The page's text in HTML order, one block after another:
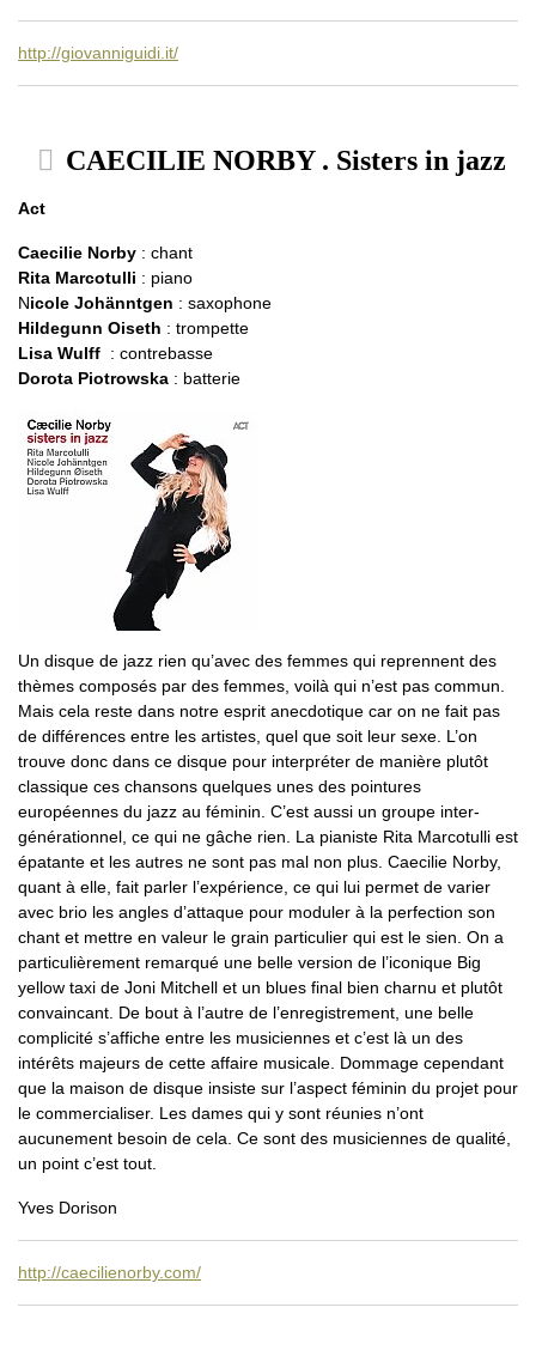
http://giovanniguidi.it/
CAECILIE NORBY . Sisters in jazz
Act
Caecilie Norby : chant
Rita Marcotulli : piano
Nicole Johänntgen : saxophone
Hildegunn Oiseth : trompette
Lisa Wulff : contrebasse
Dorota Piotrowska : batterie
Un disque de jazz rien qu’avec des femmes qui reprennent des
thèmes composés par des femmes, voilà qui n’est pas commun.
Mais cela reste dans notre esprit anecdotique car on ne fait pas
de différences entre les artistes, quel que soit leur sexe. L’on
trouve donc dans ce disque pour interpréter de manière plutôt
classique ces chansons quelques unes des pointures
européennes du jazz au féminin. C’est aussi un groupe inter-
générationnel, ce qui ne gâche rien. La pianiste Rita Marcotulli est
épatante et les autres ne sont pas mal non plus. Caecilie Norby,
quant à elle, fait parler l’expérience, ce qui lui permet de varier
avec brio les angles d’attaque pour moduler à la perfection son
chant et mettre en valeur le grain particulier qui est le sien. On a
particulièrement remarqué une belle version de l’iconique Big
yellow taxi de Joni Mitchell et un blues final bien charnu et plutôt
convaincant. De bout à l’autre de l’enregistrement, une belle
complicité s’affiche entre les musiciennes et c’est là un des
intérêts majeurs de cette affaire musicale. Dommage cependant
que la maison de disque insiste sur l’aspect féminin du projet pour
le commercialiser. Les dames qui y sont réunies n’ont
aucunement besoin de cela. Ce sont des musiciennes de qualité,
un point c’est tout.
Yves Dorison
http://caecilienorby.com/